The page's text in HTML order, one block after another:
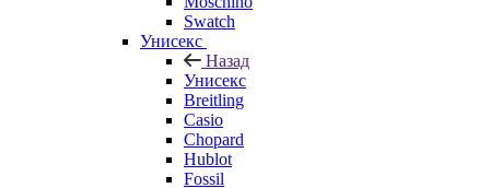
Swatch
Унисекс
Назад
Унисекс
Breitling
Casio
Chopard
Hublot
Fossil